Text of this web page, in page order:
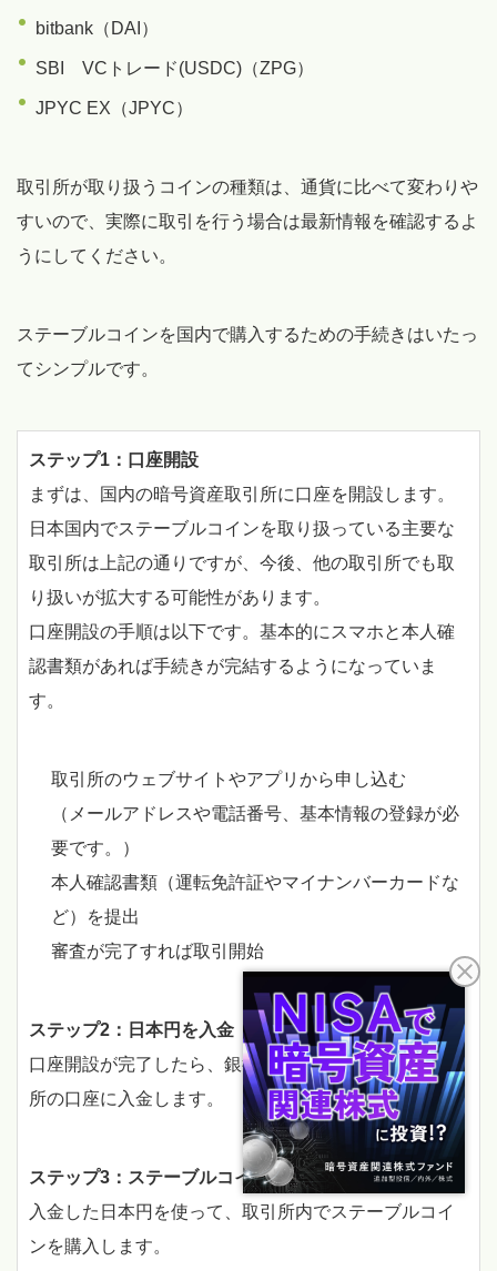
bitbank（DAI）
SBI VCトレード(USDC)（ZPG）
JPYC EX（JPYC）
取引所が取り扱うコインの種類は、通貨に比べて変わりや
すいので、実際に取引を行う場合は最新情報を確認するよ
うにしてください。
ステーブルコインを国内で購入するための手続きはいたっ
てシンプルです。
ステップ1：口座開設
まずは、国内の暗号資産取引所に口座を開設します。
日本国内でステーブルコインを取り扱っている主要な
取引所は上記の通りですが、今後、他の取引所でも取
り扱いが拡大する可能性があります。
口座開設の手順は以下です。基本的にスマホと本人確
認書類があれば手続きが完結するようになっていま
す。
取引所のウェブサイトやアプリから申し込む
（メールアドレスや電話番号、基本情報の登録が必
要です。）
本人確認書類（運転免許証やマイナンバーカードな
ど）を提出
審査が完了すれば取引開始
ステップ2：日本円を入金
口座開設が完了したら、銀行振込などで日本円を取引
所の口座に入金します。
ステップ3：ステーブルコインを購入
入金した日本円を使って、取引所内でステーブルコイ
ンを購入します。